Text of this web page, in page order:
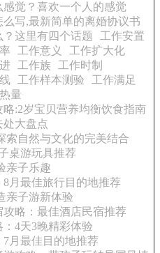
觉？喜欢一个人的感觉
么写,最新简单的离婚协议书
这里有四个话题
工作安置
工作意义
工作扩大化
工作族
工作时制
工作样本测验
工作满足
量
:2岁宝贝营养均衡饮食指南
处大盘点
索自然与文化的完美结合
桌游玩具推荐
亲子乐趣
月最佳旅行目的地推荐
亲子游新体验
略：最佳酒店民宿推荐
4天3晚精彩体验
月最佳目的地推荐